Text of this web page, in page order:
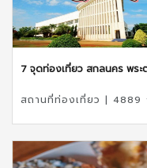
7 จุดท่องเที่ยว สกลนคร พร
สถานที่ท่องเที่ยว |